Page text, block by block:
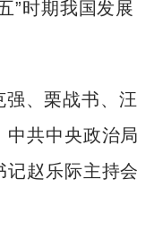
”时期我国发展
、栗战书、汪
中共中央政治局
记赵乐际主持会